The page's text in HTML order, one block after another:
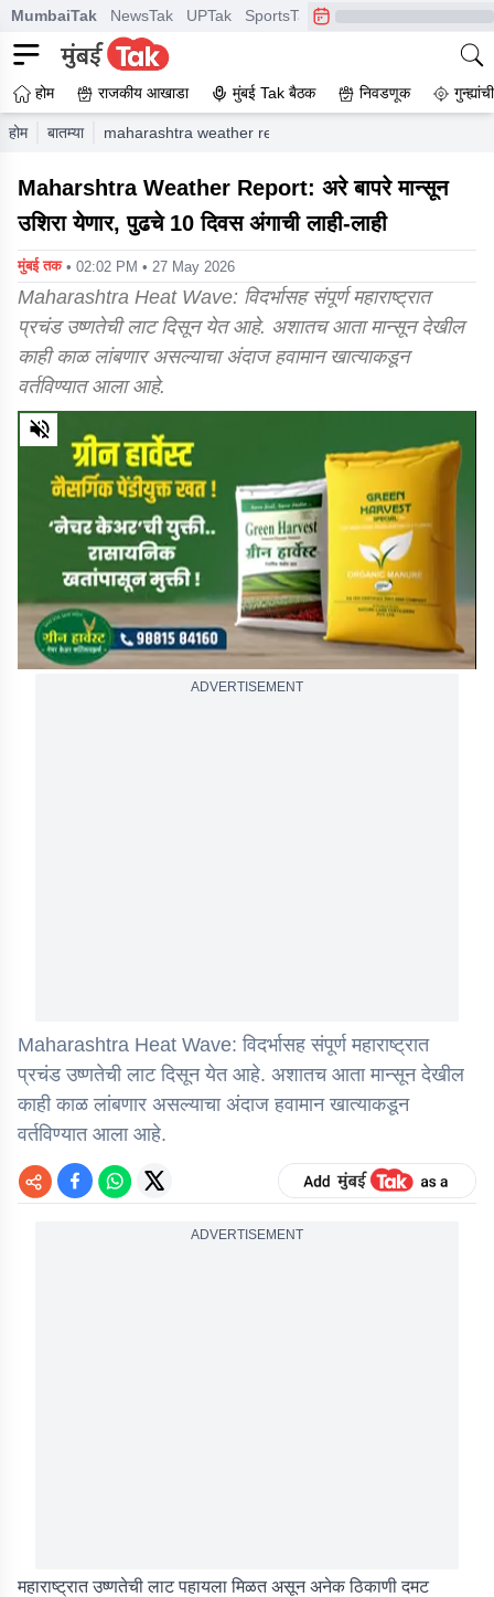
MumbaiTak NewsTak UPTak SportsTak CrimeTak
होम राजकीय आखाडा मुंबई Tak बैठक निवडणूक
होम बातम्या maharashtra weather report heatwave set to strike
Maharshtra Weather Report: अरे बापरे मान्सून
उशिरा येणार, पुढचे 10 दिवस अंगाची लाही-लाही
मुंबई तक • 02:02 PM • 27 May 2026
Maharashtra Heat Wave: विदर्भासह संपूर्ण महाराष्ट्रात
प्रचंड उष्णतेची लाट दिसून येत आहे. अशातच आता मान्सून देखील
काही काळ लांबणार असल्याचा अंदाज हवामान खात्याकडून
वर्तविण्यात आला आहे.
0
of
minutes,
ADVERTISEMENT
Maharashtra Heat Wave: विदर्भासह संपूर्ण महाराष्ट्रात
प्रचंड उष्णतेची लाट दिसून येत आहे. अशातच आता मान्सून देखील
काही काळ लांबणार असल्याचा अंदाज हवामान खात्याकडून
वर्तविण्यात आला आहे.
ADVERTISEMENT
महाराष्ट्रात उष्णतेची लाट पहायला मिळत असून अनेक ठिकाणी दमट